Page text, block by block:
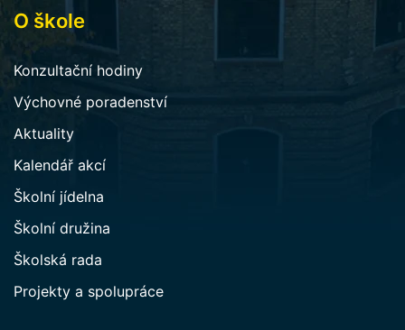
O škole
Konzultační hodiny
Výchovné poradenství
Aktuality
Kalendář akcí
Školní jídelna
Školní družina
Školská rada
Projekty a spolupráce